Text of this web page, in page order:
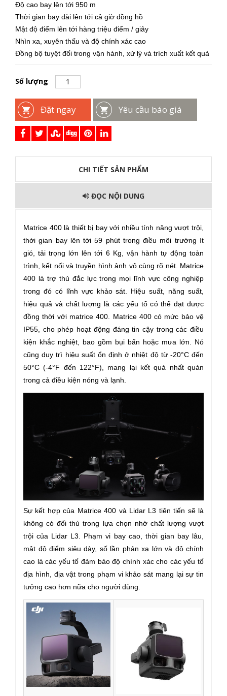
Độ cao bay lên tới 950 m
Thời gian bay dài lên tới cả giờ đồng hồ
Mật độ điểm lên tới hàng triệu điểm / giây
Nhìn xa, xuyên thấu và độ chính xác cao
Đồng bộ tuyệt đối trong vận hành, xử lý và trích xuất kết quả
Số lượng
Đặt ngay Yêu cầu báo giá
CHI TIẾT SẢN PHẨM
ĐỌC NỘI DUNG
Matrice 400 là thiết bị bay với nhiều tính năng vượt trội,
thời gian bay lên tới 59 phút trong điều môi trường ít
gió, tải trọng lớn lên tới 6 Kg, vận hành tự động toàn
trình, kết nối và truyền hình ảnh vô cùng rõ nét. Matrice
400 là trợ thủ đắc lực trong mọi lĩnh vực công nghiệp
trong đó có lĩnh vực khảo sát. Hiệu suất, năng suất,
hiệu quả và chất lượng là các yếu tố có thể đạt được
đồng thời với matrice 400. Matrice 400 có mức bảo vệ
IP55, cho phép hoạt động đáng tin cậy trong các điều
kiện khắc nghiệt, bao gồm bụi bẩn hoặc mưa lớn. Nó
cũng duy trì hiệu suất ổn định ở nhiệt độ từ -20°C đến
50°C (-4°F đến 122°F), mang lại kết quả nhất quán
trong cả điều kiện nóng và lạnh.
Sự kết hợp của Matrice 400 và Lidar L3 tiên tiến sẽ là
không có đối thủ trong lựa chọn nhờ chất lượng vượt
trội của Lidar L3. Phạm vi bay cao, thời gian bay lâu,
mật độ điểm siêu dày, số lần phản xạ lớn và độ chính
cao là các yếu tố đảm bảo độ chính xác cho các yếu tố
địa hình, địa vật trong phạm vi khảo sát mang lại sự tin
tưởng cao hơn nữa cho người dùng.